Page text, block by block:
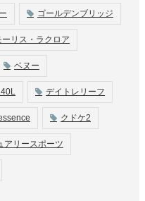
ゴールデンブリッジ
ーリス・ラクロア
ベヌー
デイトレリーフ
クドケ2
アリースポーツ